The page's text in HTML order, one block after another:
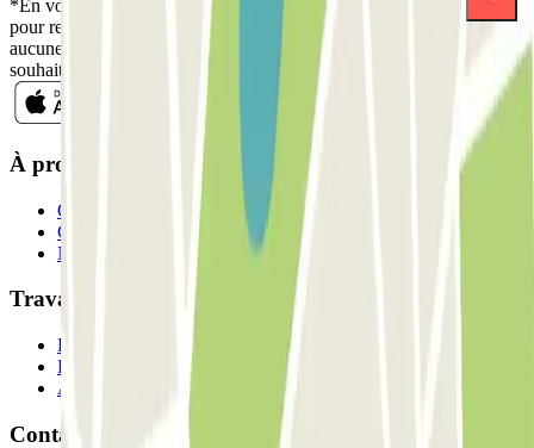
*En vous inscrivant, vous acceptez notre politique de confidentialité
pour recevoir des communications commerciales de Parclick. Sans
aucune obligation, vous pouvez vous désinscrire quand vous le
souhaitez dans la même newsletter.
À propos de Parclick
Qui sommes-nous ?
Comment ça marche?
Nos parkings
Travaillons ensemble?
Professionnels
Fournisseur de parking
Affiliés
Contact